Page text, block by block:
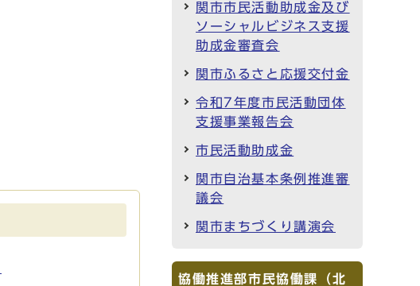
関市市民活動助成金及び
ソーシャルビジネス支援
助成金審査会
関市ふるさと応援交付金
令和7年度市民活動団体
支援事業報告会
市民活動助成金
関市自治基本条例推進審
議会
関市まちづくり講演会
協働推進部市民協働課（北